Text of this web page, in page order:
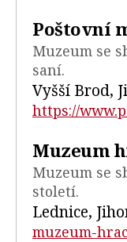
Poštovní
Muzeum se
saní.
Vyšší Brod,
https://
Muzeum
Muzeum se
století.
Lednice,
muzeum-